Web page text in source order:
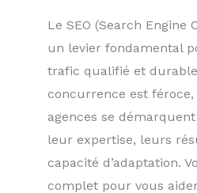
Le SEO (Search Engine
un levier fondamental
trafic qualifié et
concurrence est
agences se
leur expertise, leurs
capacité d’adaptation.
complet pour vous